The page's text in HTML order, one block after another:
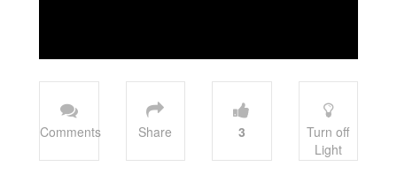
Comments Share 3
Turn off
Light